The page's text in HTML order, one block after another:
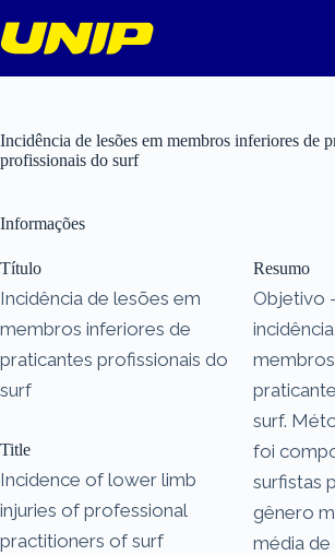
para
o
Incidência de lesões em membros inferiores de
profissionais do surf
Informações
Título
Incidência de lesões em
membros inferiores de
praticantes profissionais do
surf
Title
Incidence of lower limb
injuries of professional
practitioners of surf
Resumo
Objetivo
surf.
foi
surfistas
gênero
média de